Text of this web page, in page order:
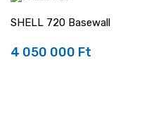
SHELL 720 Basewall
Ár
4 050 000 Ft